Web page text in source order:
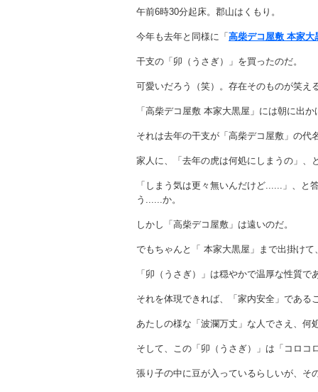
午前6時30分起床。郡山はくもり。
今年も去年と同様に「 高柴デコ屋敷 本家大
干支の「卯（うさぎ）」を買ったのだ。
可愛いだろう（笑）。存在そのものが笑え
「高柴デコ屋敷 本家大黒屋」には朝に出
それは去年の干支が「高柴デコ屋敷」の代
家人に、「去年の虎は何処にしまうの」、
「しまう気は更々無いんだけど......」、と
う......か。
しかし「高柴デコ屋敷」は遠いのだ。
でもちゃんと「 本家大黒屋」まで出掛け
「卯（うさぎ）」は穏やかで温厚な性質で
それを体現できれば、「家内安全」である
あたしの様な「波瀾万丈」な人でさえ、何
そして、この「卯（うさぎ）」は「コロコ
張り子の中に豆が入っているらしいが、そ